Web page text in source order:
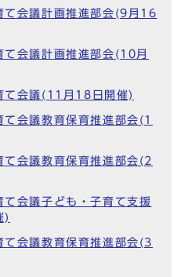
会議計画推進部会(9月16
会議計画推進部会(10月
て会議(11月18日開催)
会議教育保育推進部会(1
会議教育保育推進部会(2
会議子ども・子育て支援
)
会議教育保育推進部会(3